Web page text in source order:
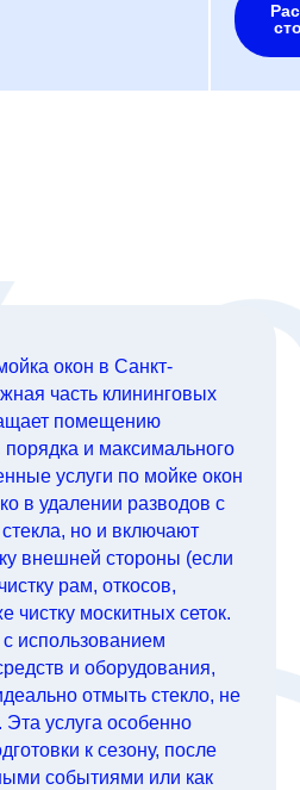
окон в Санкт-
часть клининговых
помещению
и максимального
услуги по мойке окон
в удалении разводов с
но и включают
внешней стороны (если
рам, откосов,
чистку москитных сеток.
использованием
и оборудования,
отмыть стекло, не
услуга особенно
к сезону, после
событиями или как